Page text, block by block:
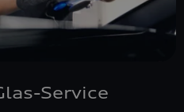
Service